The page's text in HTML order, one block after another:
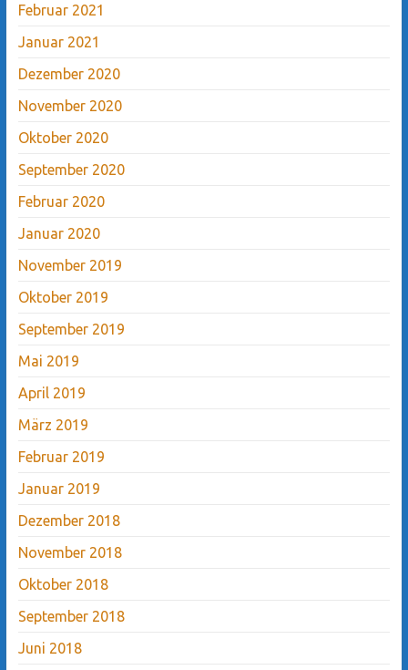
Februar 2021
Januar 2021
Dezember 2020
November 2020
Oktober 2020
September 2020
Februar 2020
Januar 2020
November 2019
Oktober 2019
September 2019
Mai 2019
April 2019
März 2019
Februar 2019
Januar 2019
Dezember 2018
November 2018
Oktober 2018
September 2018
Juni 2018